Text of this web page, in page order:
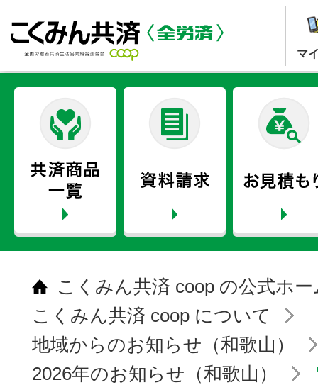
マ
こくみん共済 coop の公式ホ
こくみん共済 coop について
地域からのお知らせ（和歌山）
2026年のお知らせ（和歌山）